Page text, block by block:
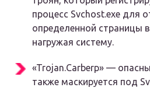
процесс Svchost.exe для
определенной страницы
нагружая систему.
«Trojan.Carberp» —
также маскируется под